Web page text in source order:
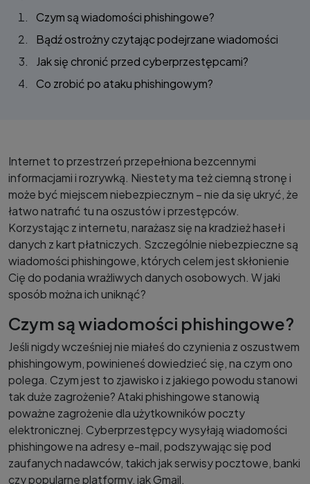
Czym są wiadomości phishingowe?
Bądź ostrożny czytając podejrzane wiadomości
Jak się chronić przed cyberprzestępcami?
Co zrobić po ataku phishingowym?
Internet to przestrzeń przepełniona bezcennymi
informacjami i rozrywką. Niestety ma też ciemną stronę i
może być miejscem niebezpiecznym – nie da się ukryć, że
łatwo natrafić tu na oszustów i przestępców.
Korzystając z internetu, narażasz się na kradzież haseł i
danych z kart płatniczych. Szczególnie niebezpieczne są
wiadomości phishingowe, których celem jest skłonienie
Cię do podania wrażliwych danych osobowych. W jaki
sposób można ich uniknąć?
Czym są wiadomości phishingowe?
Jeśli nigdy wcześniej nie miałeś do czynienia z oszustwem
phishingowym, powinieneś dowiedzieć się, na czym ono
polega. Czym jest to zjawisko i z jakiego powodu stanowi
tak duże zagrożenie? Ataki phishingowe stanowią
poważne zagrożenie dla użytkowników poczty
elektronicznej. Cyberprzestępcy wysyłają wiadomości
phishingowe na adresy e-mail, podszywając się pod
zaufanych nadawców, takich jak serwisy pocztowe, banki
czy popularne platformy, jak Gmail.